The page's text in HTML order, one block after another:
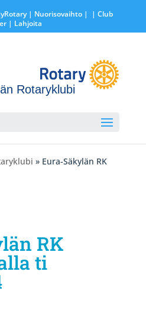
| Nuorisovaihto|
| Club
| Lahjoita
Rotaryklubi
» Eura-Säkylän RK
RK
ti